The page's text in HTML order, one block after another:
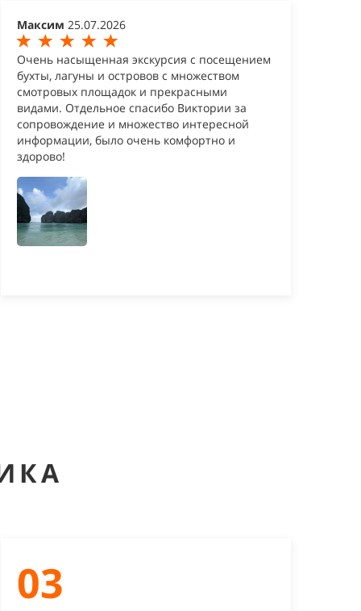
Максим 25.07.2026
Очень насыщенная экскурсия с посещением
бухты, лагуны и островов с множеством
смотровых площадок и прекрасными
видами. Отдельное спасибо Виктории за
сопровождение и множество интересной
информации, было очень комфортно и
здорово!
03